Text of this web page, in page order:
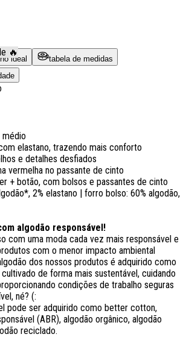
ideal tabela de medidas
🔥
elastano, trazendo mais conforto
e detalhes desfiados
vermelha no passante de cinto
+ botão, com bolsos e passantes de cinto
2% elastano | forro bolso: 60% algodão,
algodão responsável!
com uma moda cada vez mais responsável e
com o menor impacto ambiental
dos nossos produtos é adquirido como
de forma mais sustentável, cuidando
condições de trabalho seguras
né? (:
pode ser adquirido como better cotton,
(ABR), algodão orgânico, algodão
reciclado.